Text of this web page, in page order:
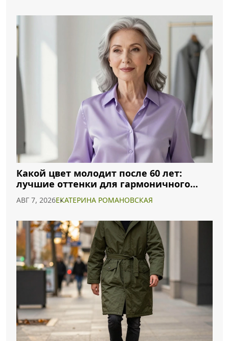
Какой цвет молодит после 60 лет:
лучшие оттенки для гармоничного
АВГ 7, 2026ЕКАТЕРИНА РОМАНОВСКАЯ